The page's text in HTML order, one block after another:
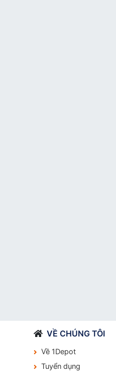
VỀ CHÚNG TÔI
Về 1Depot
Tuyển dụng